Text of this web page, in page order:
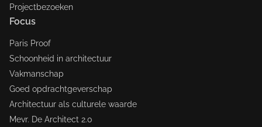
Projectbezoeken
Focus
Paris Proof
Schoonheid in architectuur
Vakmanschap
Goed opdrachtgeverschap
Architectuur als culturele waarde
Mevr. De Architect 2.0